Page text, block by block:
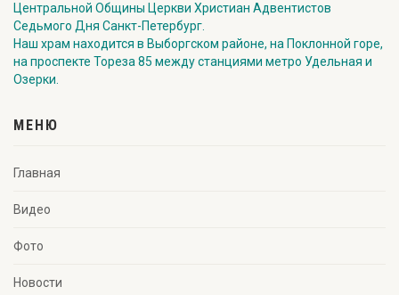
Центральной Общины Церкви Христиан Адвентистов
Седьмого Дня Санкт-Петербург.
Наш храм находится в Выборгском районе, на Поклонной горе,
на проспекте Тореза 85 между станциями метро Удельная и
Озерки.
МЕНЮ
Главная
Видео
Фото
Новости